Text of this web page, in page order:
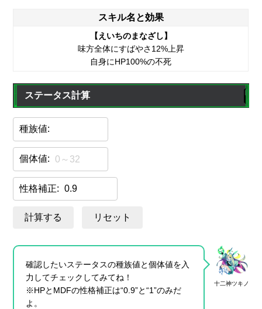
スキル名と効果
【えいちのまなざし】
味方全体にすばやさ12%上昇
自身にHP100%の不死
ステータス計算
種族値:
個体値:
性格補正:
計算する リセット
十二神ツキノ
確認したいステータスの種族値と個体値を入
力してチェックしてみてね！
※HPとMDFの性格補正は“0.9”と“1”のみだ
よ。